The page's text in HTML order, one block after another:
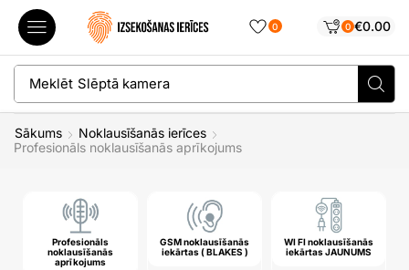
0 0 €0.00
Meklēt Slēptā kamera
Sākums
Noklausīšanās ierīces
Profesionāls noklausīšanās aprīkojums
Profesionāls
noklausīšanās
aprīkojums
GSM noklausīšanās
iekārtas ( BLAKES )
WI FI noklausīšanās
iekārtas JAUNUMS